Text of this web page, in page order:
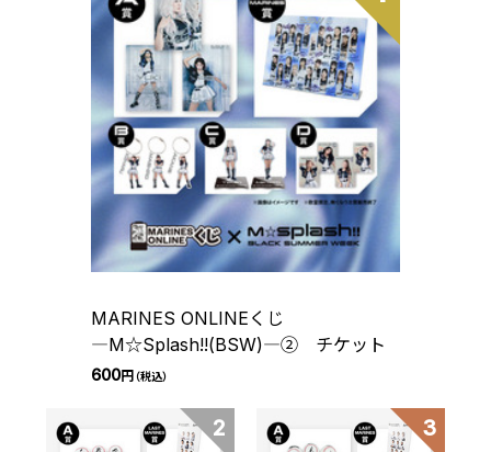
MARINES ONLINEくじ
―M☆Splash!!(BSW)―② チケット
600円（税込）
2 3